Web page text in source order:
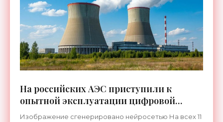
На российских АЭС приступили к
опытной эксплуатации цифровой
системы «ТОРЭКС» - «Технологии»
Изображение сгенерировано нейросетью На всех 11